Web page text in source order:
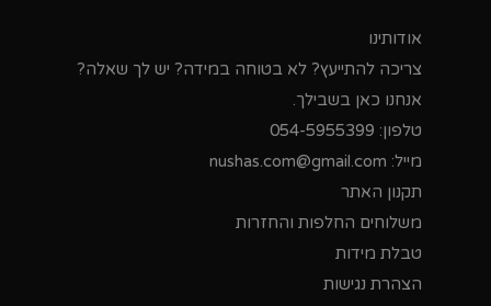
אודותינו
צריכה להתייעץ? לא בטוחה במידה? יש לך שאלה?
אנחנו כאן בשבילך.
טלפון: 054-5955399
מייל: nushas.com@gmail.com
תקנון האתר
משלוחים החלפות והחזרות
טבלת מידות
הצהרת נגישות